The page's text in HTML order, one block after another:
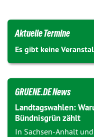
Aktuelle Termine
Es gibt keine
GRUENE.DE News
Landtagswahlen:
Bündnisgrün zählt
In Sachsen-Anhalt